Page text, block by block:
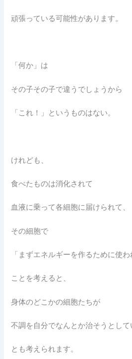
頑張っている可能性があります。
「何か」は
その子その子で違うでしょうから
「これ！」というものはない。
けれども、
食べたものは消化されて
血液に乗って各細胞に届けられて、
その細胞で
「まずエネルギーを作るために使わ
ことを考えると、
身体のどこかの細胞たちが
不調を自分でなんとか治そうとして
とも考えられます。